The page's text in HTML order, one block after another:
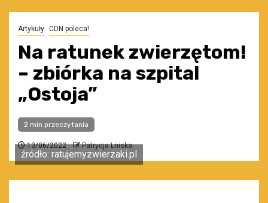
Artykuły CDN poleca!
Na ratunek zwierzętom!
– zbiórka na szpital
„Ostoja”
2 min przeczytania
13/06/2022 Patrycja Lniska
źródło: ratujemyzwierzaki.pl